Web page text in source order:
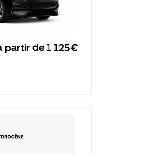
partir de 1 125€